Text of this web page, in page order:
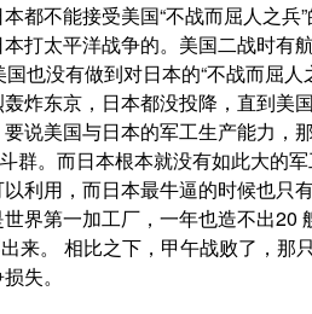
都不能接受美国“不战而屈人之
打太平洋战争的。美国二战时有
也没有做到对日本的“不战而屈
炸东京，日本都没投降，直到美
说美国与日本的军工生产能力，
群。而日本根本就没有如此大的
利用，而日本最牛逼的时候也只
界第一加工厂，一年也造不出20
来。 相比之下，甲午战败了，那
失。